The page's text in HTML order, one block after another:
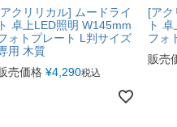
クリリカル] ムードライ
ト 卓上LED照明 W145mm
ォトプレート L判サイズ
用 木質
売価格 ¥4,290税込
[アク
ト
フォ
販売